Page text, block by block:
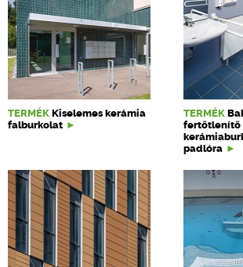
TERMÉK Kiselemes kerámia
falburkolat
TERMÉK
fertőtlenítő
padlóra